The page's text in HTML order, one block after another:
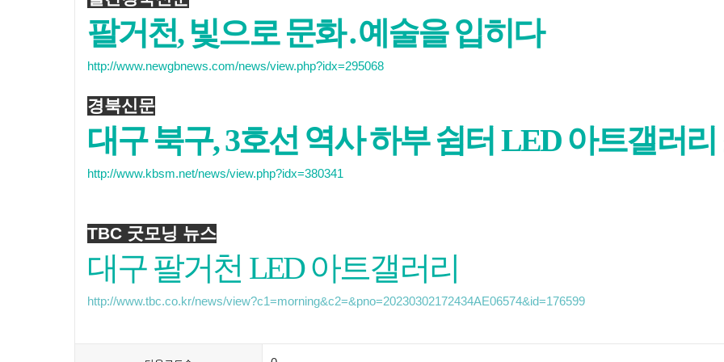
팔거천, 빛으로 문화․예술을 입히다
http://www.newgbnews.com/news/view.php?idx=295068
경북신문
대구 북구, 3호선 역사 하부 쉼터 LED 아트갤러
http://www.kbsm.net/news/view.php?idx=380341
TBC 굿모닝 뉴스
대구 팔거천 LED 아트갤러리
http://www.tbc.co.kr/news/view?c1=morning&c2=&pno=20230302172434AE06574&id=176599